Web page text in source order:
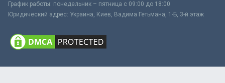
График работы: понедельник – пятница с 09:00 до 18:00
Юридический адрес: Украина, Киев, Вадима Гетьмана, 1-Б, 3-й этаж